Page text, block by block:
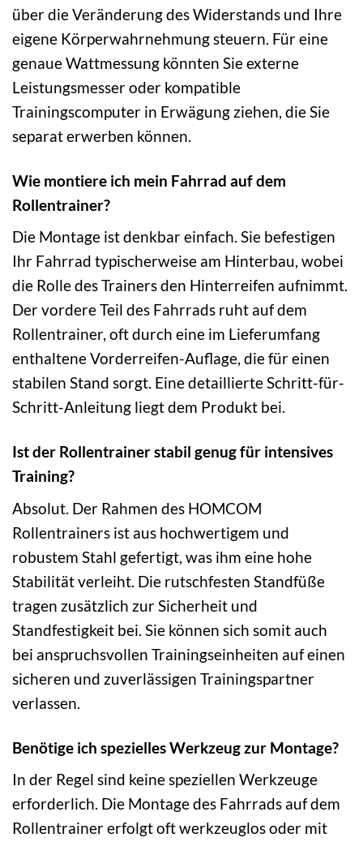
über die Veränderung des Widerstands und Ihre
eigene Körperwahrnehmung steuern. Für eine
genaue Wattmessung könnten Sie externe
Leistungsmesser oder kompatible
Trainingscomputer in Erwägung ziehen, die Sie
separat erwerben können.
Wie montiere ich mein Fahrrad auf dem
Rollentrainer?
Die Montage ist denkbar einfach. Sie befestigen
Ihr Fahrrad typischerweise am Hinterbau, wobei
die Rolle des Trainers den Hinterreifen aufnimmt.
Der vordere Teil des Fahrrads ruht auf dem
Rollentrainer, oft durch eine im Lieferumfang
enthaltene Vorderreifen-Auflage, die für einen
stabilen Stand sorgt. Eine detaillierte Schritt-für-
Schritt-Anleitung liegt dem Produkt bei.
Ist der Rollentrainer stabil genug für intensives
Training?
Absolut. Der Rahmen des HOMCOM
Rollentrainers ist aus hochwertigem und
robustem Stahl gefertigt, was ihm eine hohe
Stabilität verleiht. Die rutschfesten Standfüße
tragen zusätzlich zur Sicherheit und
Standfestigkeit bei. Sie können sich somit auch
bei anspruchsvollen Trainingseinheiten auf einen
sicheren und zuverlässigen Trainingspartner
verlassen.
Benötige ich spezielles Werkzeug zur Montage?
In der Regel sind keine speziellen Werkzeuge
erforderlich. Die Montage des Fahrrads auf dem
Rollentrainer erfolgt oft werkzeuglos oder mit